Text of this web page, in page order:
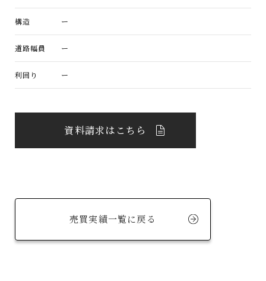
構造 ー
道路幅員 ー
利回り ー
資料請求はこちら
売買実績一覧に戻る